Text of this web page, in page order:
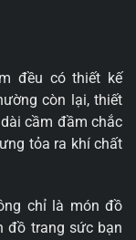
đều có thiết kế
còn lại, thiết
cầm đầm chắc
tỏa ra khí chất
chỉ là món đồ
đồ trang sức bạn